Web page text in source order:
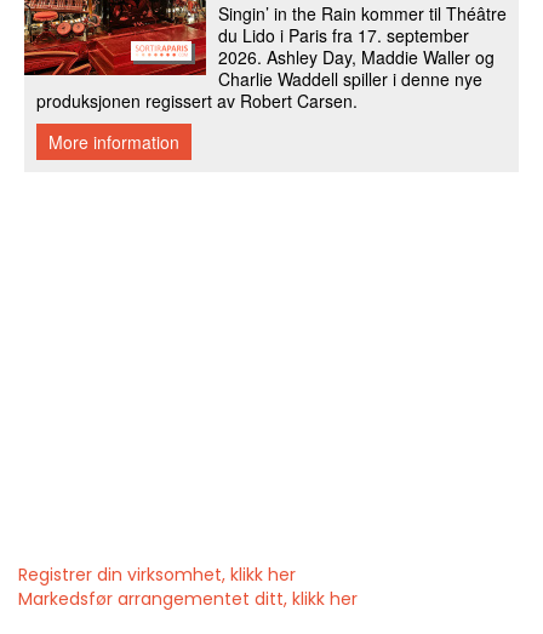
Registrer din virksomhet, klikk her
Markedsfør arrangementet ditt, klikk her